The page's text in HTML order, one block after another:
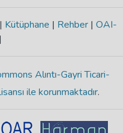
| Kütüphane | Rehber | OAI-
|
Alıntı-Gayri Ticari-
ile korunmaktadır.